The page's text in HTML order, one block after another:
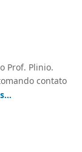
Prof. Plinio.
contato